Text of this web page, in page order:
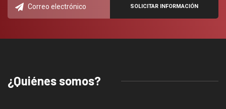
¿Quiénes somos?